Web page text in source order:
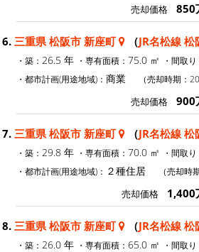
売却価格 850
6. 三重県 松阪市 新座町 （JR名松線 松
・築： 26.5 年 ・専有面積： 75.0 ㎡ ・間取り
・都市計画(用途地域)： 商業 （売却時期：
売却価格 900
7. 三重県 松阪市 新座町 （JR名松線 松
・築： 29.8 年 ・専有面積： 70.0 ㎡ ・間取り
・都市計画(用途地域)： ２種住居 （売却時
売却価格 1,400
8. 三重県 松阪市 新座町 （JR名松線 松
・築： 26.0 年 ・専有面積： 65.0 ㎡ ・間取り